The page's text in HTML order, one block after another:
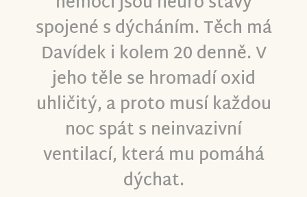
spojené s dýcháním. Těch má
Davídek i kolem 20 denně. V
jeho těle se hromadí oxid
uhličitý, a proto musí každou
noc spát s neinvazivní
ventilací, která mu pomáhá
dýchat.